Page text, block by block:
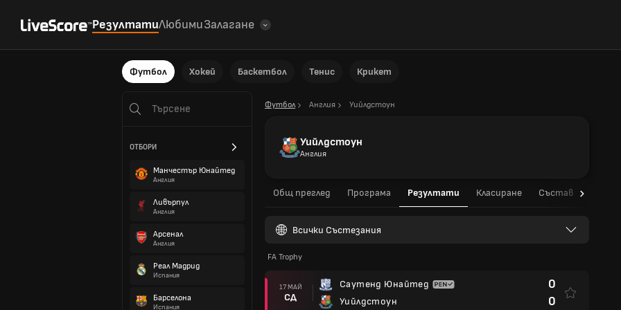
РезултатиЛюбимиЗалагане
Футбол Хокей Баскетбол Тенис Крикет
ОТБОРИ
Манчестър Юнайтед
Англия
Ливърпул
Англия
Арсенал
Англия
Реал Мадрид
Испания
Барселона
Испания
Футбол Англия Уийлдстоун
Уийлдстоун
Англия
Общ преглед Програма Резултати Класиране Състав
Всички Състезания
FA Trophy
17 МАЙ
СД
Саутенд Юнайтед
Уийлдстоун
0
0